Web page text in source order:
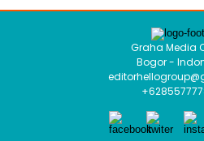
Graha Media
Bogor -